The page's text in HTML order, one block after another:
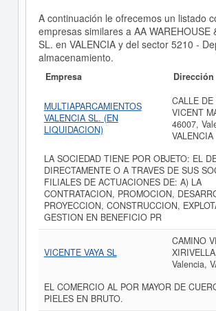
A continuación le ofrecemos un listado
empresas similares a AA WAREHOUSE
SL. en VALENCIA y del sector 5210 -
almacenamiento.
Empresa Dirección
MULTIAPARCAMIENTOS
VALENCIA SL. (EN
LIQUIDACION)
CALLE DE
VICENT
46007,
VALENCIA
LA SOCIEDAD TIENE POR OBJETO: EL
DIRECTAMENTE O A TRAVES DE SUS
FILIALES DE ACTUACIONES DE: A) LA
CONTRATACION, PROMOCION,
PROYECCION, CONSTRUCCION,
GESTION EN BENEFICIO PR
VICENTE VAYA SL
CAMINO
Valencia,
EL COMERCIO AL POR MAYOR DE
PIELES EN BRUTO.